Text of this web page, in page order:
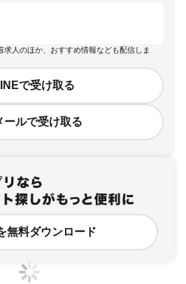
求人のほか、おすすめ情報なども配信しま
で受け取る
ールで受け取る
無料ダウンロード